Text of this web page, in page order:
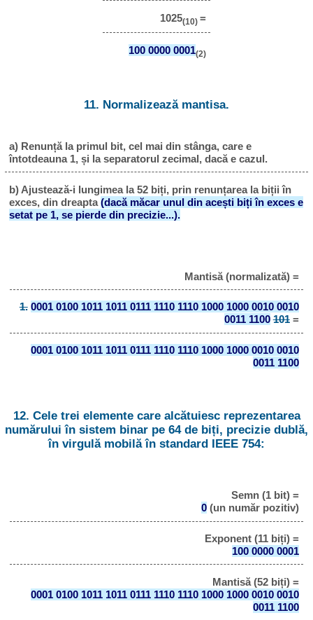
1025(10) =
100 0000 0001(2)
11. Normalizează mantisa.
a) Renunță la primul bit, cel mai din stânga, care e
întotdeauna 1, și la separatorul zecimal, dacă e cazul.
b) Ajustează-i lungimea la 52 biți, prin renunțarea la biții în
exces, din dreapta(dacă măcar unul din acești biți în exces e
setat pe 1, se pierde din precizie...).
Mantisă (normalizată) =
1. 0001 0100 1011 1011 0111 1110 1110 1000 1000 0010 0010
0011 1100 101=
0001 0100 1011 1011 0111 1110 1110 1000 1000 0010 0010
0011 1100
12. Cele trei elemente care alcătuiesc reprezentarea
numărului în sistem binar pe 64 de biți, precizie dublă,
în virgulă mobilă în standard IEEE 754:
Semn (1 bit) =
0(un număr pozitiv)
Exponent (11 biți) =
100 0000 0001
Mantisă (52 biți) =
0001 0100 1011 1011 0111 1110 1110 1000 1000 0010 0010
0011 1100